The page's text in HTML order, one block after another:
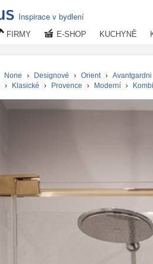
Inspirace v bydlení
FIRMY E-SHOP KUCHYNĚ
None › Designové › Orient › Avantgardni
› Klasické › Provence › Moderní ›